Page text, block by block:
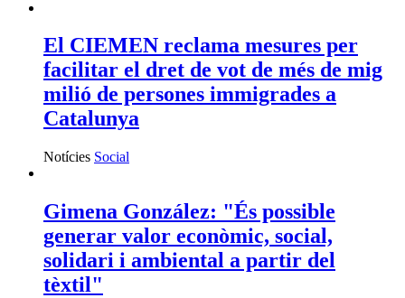
El CIEMEN reclama mesures per
facilitar el dret de vot de més de mig
milió de persones immigrades a
Catalunya
Notícies Social
Gimena González: "És possible
generar valor econòmic, social,
solidari i ambiental a partir del
tèxtil"